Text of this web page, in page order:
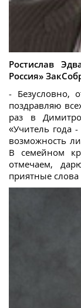
Ростислав
Россия»
- Безусловно,
поздравляю
раз в
«Учитель года
возможность
В семейном
отмечаем,
приятные